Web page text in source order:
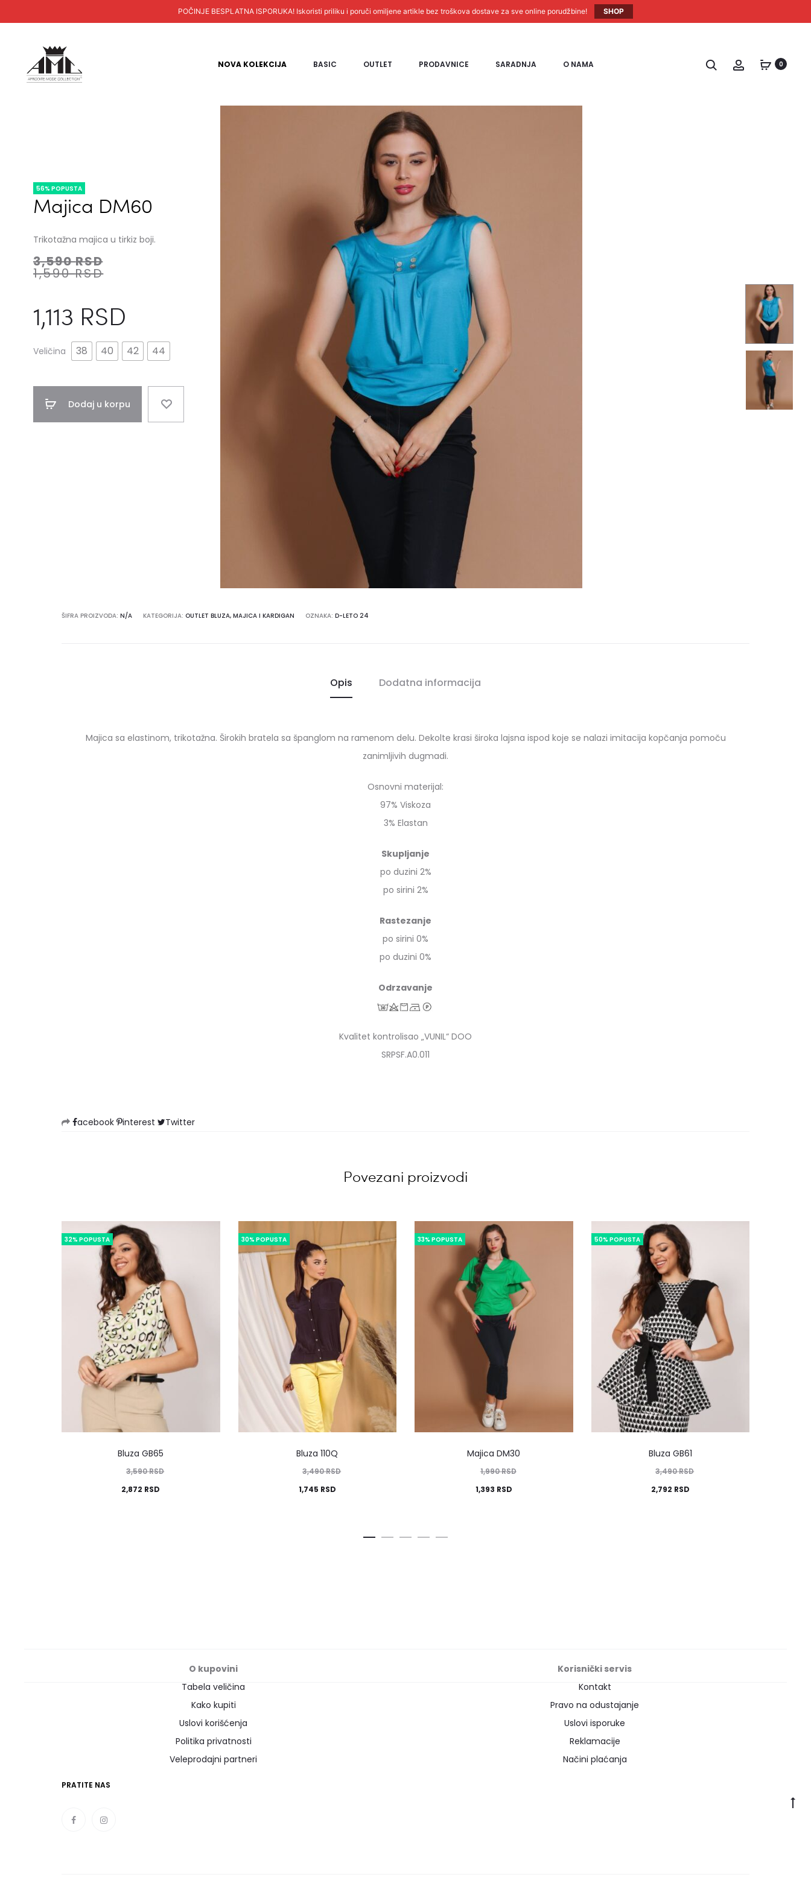
POČINJE BESPLATNA ISPORUKA! Iskoristi priliku i poruči omiljene artikle bez troškova dostave za sve online porudžbine! SHOP
NOVA KOLEKCIJA BASIC OUTLET PRODAVNICE SARADNJA O NAMA 0
56% POPUSTA
Majica DM60
Trikotažna majica u tirkiz boji.
3,590RSD
1,590RSD
1,113 RSD
Veličina 38 40 42 44
Dodaj u korpu
ŠIFRA PROIZVODA: N/A KATEGORIJA: OUTLET BLUZA, MAJICA I KARDIGAN OZNAKA: D-LETO 24
Opis Dodatna informacija
Majica sa elastinom, trikotažna. Širokih bratela sa španglom na ramenom delu. Dekolte krasi široka lajsna ispod koje se nalazi imitacija kopčanja pomoču
zanimljivih dugmadi.
Osnovni materijal:
97% Viskoza
3% Elastan
Skupljanje
po duzini 2%
po sirini 2%
Rastezanje
po sirini 0%
po duzini 0%
Odrzavanje
Kvalitet kontrolisao „VUNIL“ DOO
SRPSF.A0.011
acebook interest Twitter
Povezani proizvodi
32% POPUSTA
Bluza GB65
3,590RSD
2,872 RSD
30% POPUSTA
Bluza 110Q
3,490RSD
1,745 RSD
33% POPUSTA
Majica DM30
1,990RSD
1,393 RSD
50% POPUSTA
Bluza GB61
3,490RSD
2,792 RSD
O kupovini
Korisnički servis
Tabela veličina
Kontakt
Kako kupiti
Pravo na odustajanje
Uslovi korišćenja
Uslovi isporuke
Politika privatnosti
Reklamacije
Veleprodajni partneri
Načini plaćanja
PRATITE NAS